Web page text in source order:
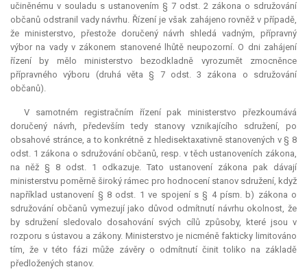
učiněnému v souladu s ustanovením § 7 odst. 2 zákona o sdružování
občanů odstranil vady návrhu. Řízení je však zahájeno rovněž v případě,
že ministerstvo, přestože doručený návrh shledá vadným, přípravný
výbor na vady v zákonem stanovené lhůtě neupozorní. O dni zahájení
řízení by mělo ministerstvo bezodkladně vyrozumět zmocněnce
přípravného výboru (druhá věta § 7 odst. 3 zákona o sdružování
občanů).
V samotném registračním řízení pak ministerstvo přezkoumává
doručený návrh, především tedy stanovy vznikajícího sdružení, po
obsahové stránce, a to konkrétně z hledisektaxativně stanovených v § 8
odst. 1 zákona o sdružování občanů, resp. v těch ustanoveních zákona,
na něž § 8 odst. 1 odkazuje. Tato ustanovení zákona pak dávají
ministerstvu poměrně široký rámec pro hodnocení stanov sdružení, když
například ustanovení § 8 odst. 1 ve spojení s § 4 písm. b) zákona o
sdružování občanů vymezují jako důvod odmítnutí návrhu okolnost, že
by sdružení sledovalo dosahování svých cílů způsoby, které jsou v
rozporu s ústavou a zákony. Ministerstvo je nicméně fakticky limitováno
tím, že v této fázi může závěry o odmítnutí činit toliko na základě
předložených stanov.